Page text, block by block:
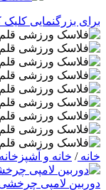
برای بزرگنمایی کلیک
خانه/ خانه و
دوربین لامپی